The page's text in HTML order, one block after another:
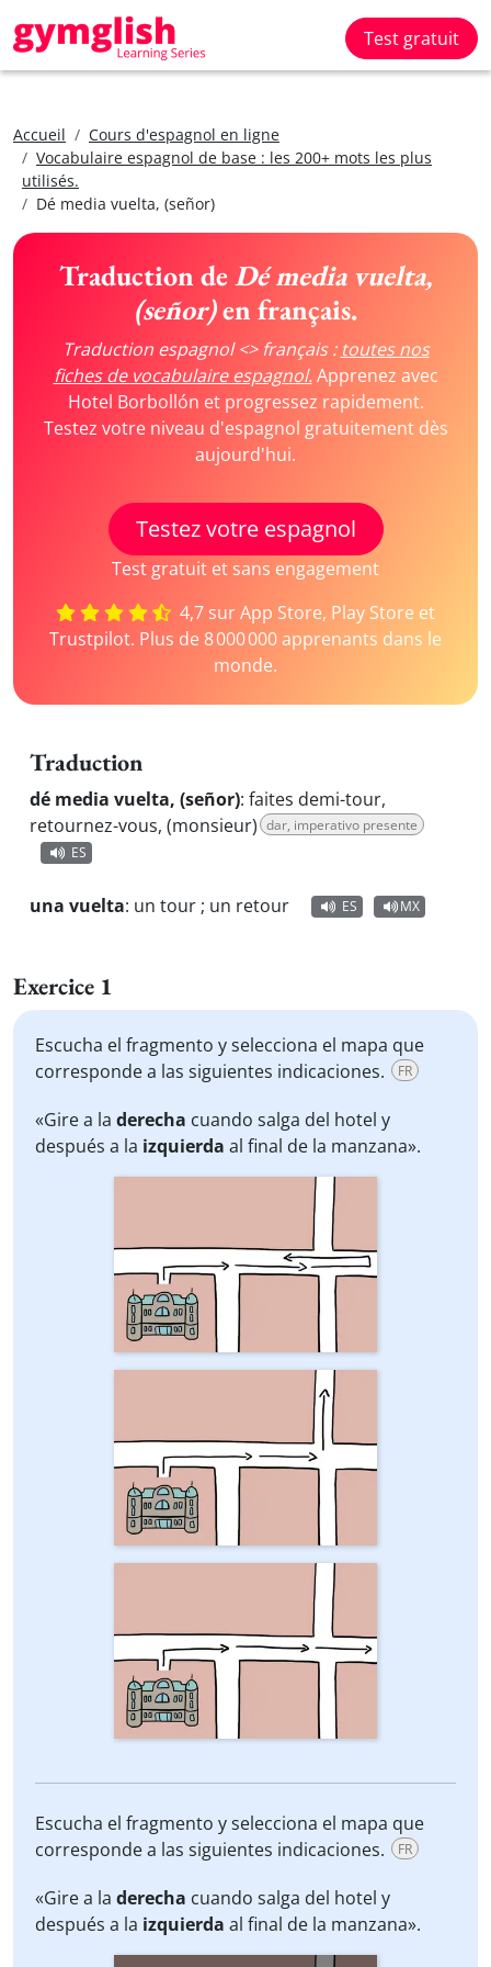
Test gratuit
Accueil
Cours d'espagnol en ligne
Vocabulaire espagnol de base : les 200+ mots les plus
utilisés.
Dé media vuelta, (señor)
Traduction deDé media vuelta,
(señor)en français.
Traduction espagnol <> français : toutes nos
fiches de vocabulaire espagnol.Apprenez avec
Hotel Borbollón et progressez rapidement.
Testez votre niveau d'espagnol gratuitement dès
aujourd'hui.
Testez votre espagnol
Test gratuit et sans engagement
4,7 sur App Store, Play Store et
Trustpilot. Plus de 8 000 000 apprenants dans le
monde.
Traduction
dé media vuelta, (señor): faites demi-tour,
retournez-vous, (monsieur) dar, imperativo presente
ES
una vuelta: un tour ; un retour ES MX
Exercice 1
Escucha el fragmento y selecciona el mapa que
corresponde a las siguientes indicaciones.
FR
«Gire a la derecha cuando salga del hotel y
después a la izquierda al final de la manzana».
Escucha el fragmento y selecciona el mapa que
corresponde a las siguientes indicaciones.
FR
«Gire a la derecha cuando salga del hotel y
después a la izquierda al final de la manzana».